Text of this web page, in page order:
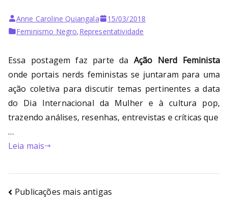
Anne Caroline Quiangala
15/03/2018
Feminismo Negro,Representatividade
Essa postagem faz parte da Ação Nerd Feminista
onde portais nerds feministas se juntaram para uma
ação coletiva para discutir temas pertinentes a data
do Dia Internacional da Mulher e à cultura pop,
trazendo análises, resenhas, entrevistas e críticas que
…
Leia mais
Publicações mais antigas